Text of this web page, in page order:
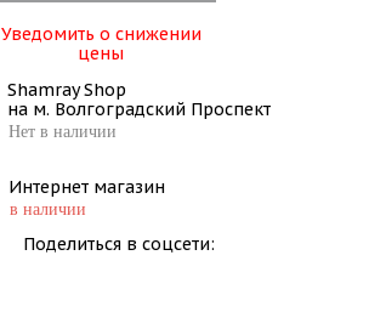
Уведомить о снижении
цены
Shamray Shop
на м. Волгоградский Проспект
Нет в наличии
Интернет магазин
в наличии
Поделиться в соцсети: